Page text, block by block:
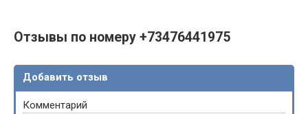
Отзывы по номеру +73476441975
Добавить отзыв
Комментарий